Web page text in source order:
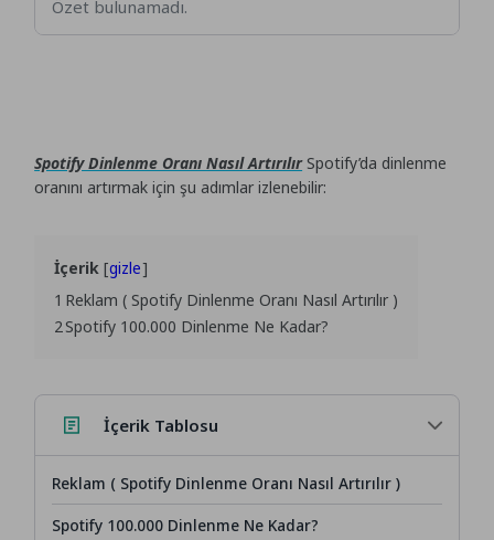
Özet bulunamadı.
Spotify Dinlenme Oranı Nasıl ArtırılırSpotify’da dinlenme
oranını artırmak için şu adımlar izlenebilir:
İçerik gizle
1 Reklam ( Spotify Dinlenme Oranı Nasıl Artırılır )
2Spotify 100.000 Dinlenme Ne Kadar?
İçerik Tablosu
Reklam ( Spotify Dinlenme Oranı Nasıl Artırılır )
Spotify 100.000 Dinlenme Ne Kadar?